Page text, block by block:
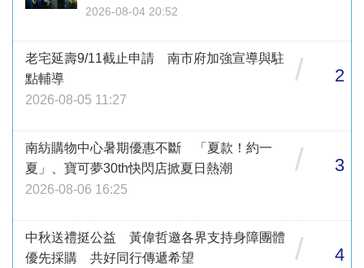
2026-08-04 20:52
老宅延壽9/11截止申請 南市府加強宣導與駐
點輔導
2026-08-05 11:27
/ 2
南紡購物中心暑期優惠不斷 「夏款！約一
夏」、寶可夢30th快閃店掀夏日熱潮
2026-08-06 16:25
/ 3
中秋送禮挺公益 黃偉哲邀各界支持身障團體
優先採購 共好同行傳遞希望
/ 4